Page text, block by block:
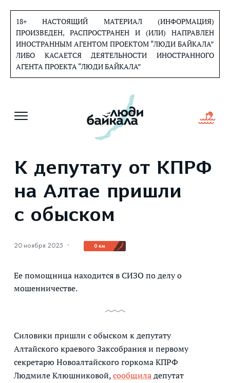
содержанию
18+ НАСТОЯЩИЙ МАТЕРИАЛ (ИНФОРМАЦИЯ)
ПРОИЗВЕДЕН, РАСПРОСТРАНЕН И (ИЛИ) НАПРАВЛЕН
ИНОСТРАННЫМ АГЕНТОМ ПРОЕКТОМ “ЛЮДИ БАЙКАЛА”
ЛИБО КАСАЕТСЯ ДЕЯТЕЛЬНОСТИ ИНОСТРАННОГО
АГЕНТА ПРОЕКТА “ЛЮДИ БАЙКАЛА”
К депутату от КПРФ
на Алтае пришли
с обыском
20 ноября 2025 · 0 км
Ее помощница находится в СИЗО по делу о
мошенничестве.
Силовики пришли с обыском к депутату
Алтайского краевого Заксобрания и первому
секретарю Новоалтайского горкома КПРФ
Людмиле Клюшниковой,сообщиладепутат